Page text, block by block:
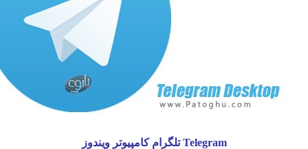
Telegram تلگرام کامپیوتر ویندوز